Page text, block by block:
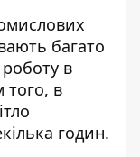
багато
в
того, в
годин.